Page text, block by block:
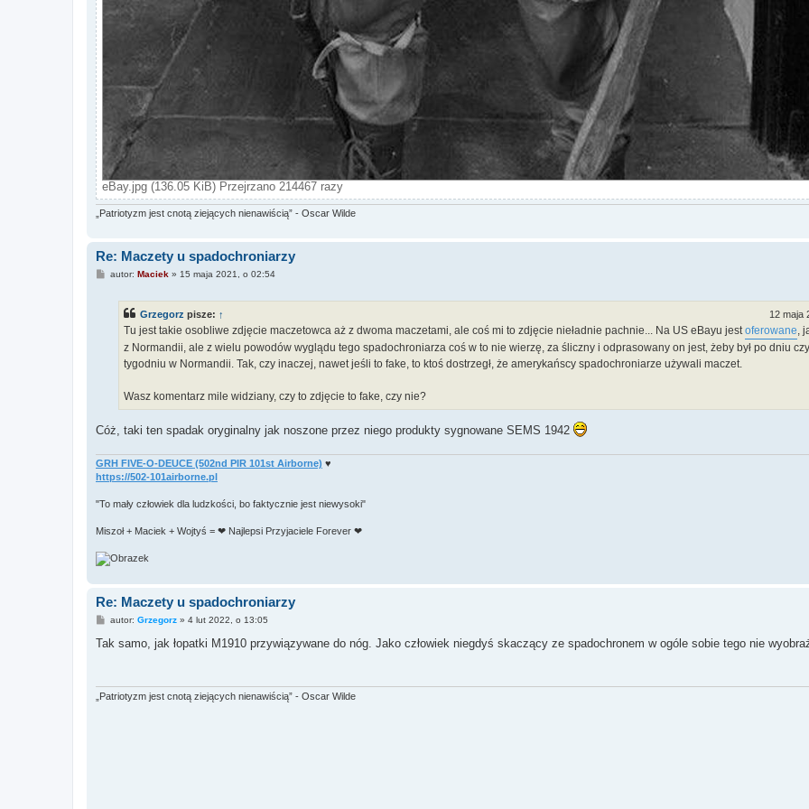
eBay.jpg (136.05 KiB) Przejrzano 214467 razy
„Patriotyzm jest cnotą ziejących nienawiścią” - Oscar Wilde
Re: Maczety u spadochroniarzy
Pautor: Maciek» 15 maja 2021, o 02:54
Grzegorz pisze: ↑ 12 maja
Tu jest takie osobliwe zdjęcie maczetowca aż z dwoma maczetami, ale coś mi to zdjęcie nieładnie pachnie... Na US eBayu jestoferowane,
z Normandii, ale z wielu powodów wyglądu tego spadochroniarza coś w to nie wierzę, za śliczny i odprasowany on jest, żeby był po dniu
tygodniu w Normandii. Tak, czy inaczej, nawet jeśli to fake, to ktoś dostrzegł, że amerykańscy spadochroniarze używali maczet.
Wasz komentarz mile widziany, czy to zdjęcie to fake, czy nie?
Cóż, taki ten spadak oryginalny jak noszone przez niego produkty sygnowane SEMS 1942
GRH FIVE-O-DEUCE (502nd PIR 101st Airborne) ♥
https://502-101airborne.pl
"To mały człowiek dla ludzkości, bo faktycznie jest niewysoki"
Miszoł + Maciek + Wojtyś = ❤ Najlepsi Przyjaciele Forever ❤
Re: Maczety u spadochroniarzy
P
s
autor: Grzegorz» 4 lut 2022, o 13:05
Tak samo, jak łopatki M1910 przywiązywane do nóg. Jako człowiek niegdyś skaczący ze spadochronem w ogóle sobie tego nie
„Patriotyzm jest cnotą ziejących nienawiścią” - Oscar Wilde